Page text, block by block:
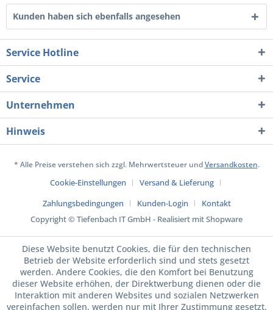
Kunden haben sich ebenfalls angesehen
Service Hotline
Service
Unternehmen
Hinweis
* Alle Preise verstehen sich zzgl. Mehrwertsteuer undVersandkosten.
Cookie-Einstellungen
Versand & Lieferung
Zahlungsbedingungen
Kunden-Login
Kontakt
Copyright © Tiefenbach IT GmbH - Realisiert mit Shopware
Diese Website benutzt Cookies, die für den technischen
Betrieb der Website erforderlich sind und stets gesetzt
werden. Andere Cookies, die den Komfort bei Benutzung
dieser Website erhöhen, der Direktwerbung dienen oder die
Interaktion mit anderen Websites und sozialen Netzwerken
vereinfachen sollen, werden nur mit Ihrer Zustimmung gesetzt.